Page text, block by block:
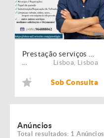
Lisboa Lisboa
Sob Consulta
Anúncios
Total resultados: 1 Anúncios